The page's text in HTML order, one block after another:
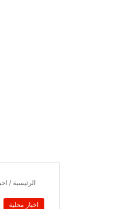
الرئيسية /
اخبار محلية